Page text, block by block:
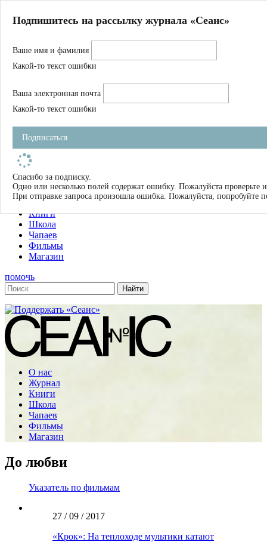
Магазин
Журнал
Школа
Устав
Фильмы
Имена
Тэги
О нас
Журнал
Книги
Школа
Чапаев
Фильмы
Магазин
помочь
О нас
Журнал
Книги
Школа
Чапаев
Фильмы
Магазин
До любви
Указатель по фильмам
27 / 09 / 2017
«Крок»: На теплоходе мультики катают
Подпишитесь на рассылку журнала «Сеанс»
Ваше имя и фамилия
Какой-то текст ошибки
Ваша электронная почта
Какой-то текст ошибки
Подписаться
Спасибо за подписку.
Одно или несколько полей содержат ошибку. Пожалуйста проверьте
При отправке запроса произошла ошибка. Пожалуйста, попробуйте